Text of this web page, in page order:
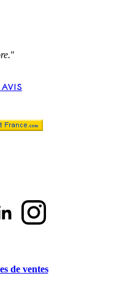
"
de ventes